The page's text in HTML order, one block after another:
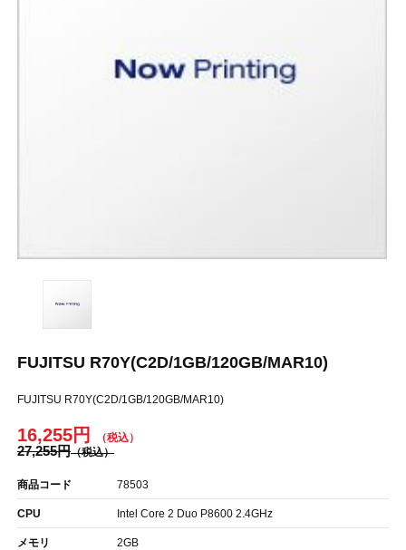
FUJITSU R70Y(C2D/1GB/120GB/MAR10)
FUJITSU R70Y(C2D/1GB/120GB/MAR10)
16,255円
27,255円
商品コード 78503
CPU Intel Core 2 Duo P8600 2.4GHz
メモリ 2GB